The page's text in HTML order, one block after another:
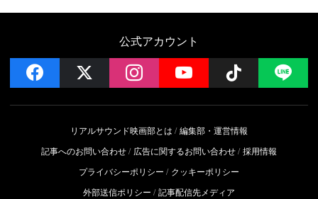
公式アカウント
facebook instagramYouTube Follow
リアルサウンド映画部とは
編集部・運営情報
記事へのお問い合わせ
広告に関するお問い合わせ 採用情報
プライバシーポリシー
クッキーポリシー
外部送信ポリシー
記事配信先メディア